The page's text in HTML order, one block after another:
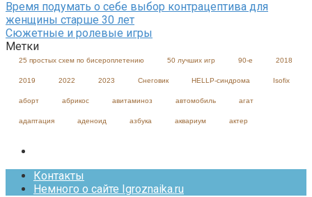
Время подумать о себе выбор контрацептива для
женщины старше 30 лет
Сюжетные и ролевые игры
Метки
25 простых схем по бисероплетению 50 лучших игр 90-е 2018
2019 2022 2023 Cнеговик HELLP-синдрома Isofix
аборт абрикос авитаминоз автомобиль агат
адаптация аденоид азбука аквариум актер
Контакты
Немного о сайте Igroznaika.ru